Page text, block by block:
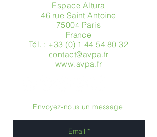
Espace Altura
46 rue Saint Antoine
75004 Paris
​France
Tél. : +33 (0) 1 44 54 80 32
contact@avpa.fr
www.avpa.fr
Envoyez-nous un message